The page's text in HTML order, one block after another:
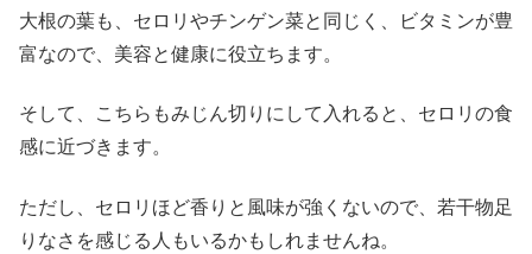
大根の葉も、セロリやチンゲン菜と同じく、ビタミンが豊
富なので、美容と健康に役立ちます。
そして、こちらもみじん切りにして入れると、セロリの食
感に近づきます。
ただし、セロリほど香りと風味が強くないので、若干物足
りなさを感じる人もいるかもしれませんね。